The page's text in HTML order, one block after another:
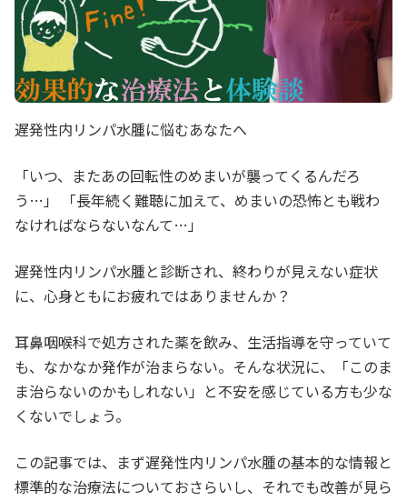
遅発性内リンパ水腫に悩むあなたへ
「いつ、またあの回転性のめまいが襲ってくるんだろ
う…」 「長年続く難聴に加えて、めまいの恐怖とも戦わ
なければならないなんて…」
遅発性内リンパ水腫と診断され、終わりが見えない症状
に、心身ともにお疲れではありませんか？
耳鼻咽喉科で処方された薬を飲み、生活指導を守っていて
も、なかなか発作が治まらない。そんな状況に、「このま
ま治らないのかもしれない」と不安を感じている方も少な
くないでしょう。
この記事では、まず遅発性内リンパ水腫の基本的な情報と
標準的な治療法についておさらいし、それでも改善が見ら